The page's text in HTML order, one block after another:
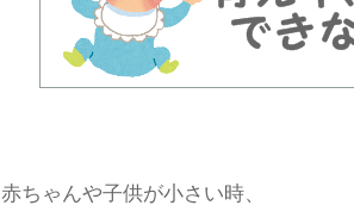
赤ちゃんや子供が小さい時、